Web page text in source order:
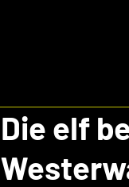
Die elf